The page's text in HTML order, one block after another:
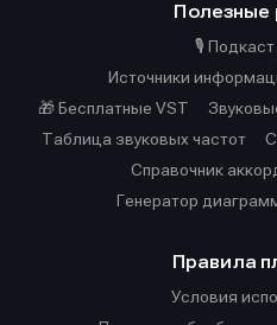
Полезные
🎙️
Источники
🎁 Бесплатные VST
Таблица звуковых частот
Справочник
Генератор
Правила
Условия